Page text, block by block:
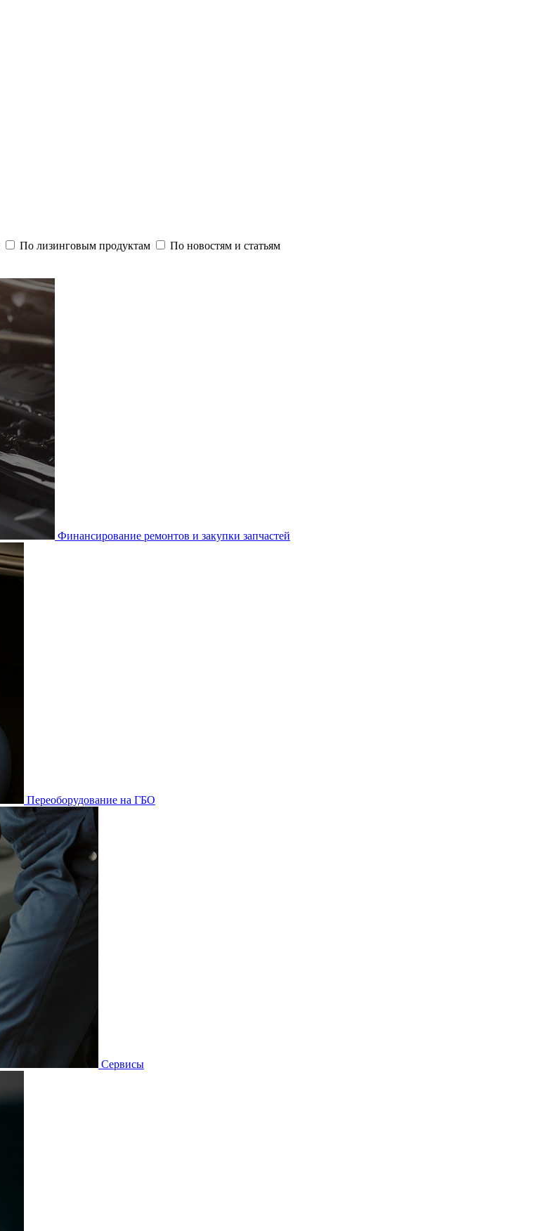
По лизинговым продуктам По новостям и статьям
Финансирование ремонтов и закупки запчастей
Переоборудование на ГБО
Сервисы